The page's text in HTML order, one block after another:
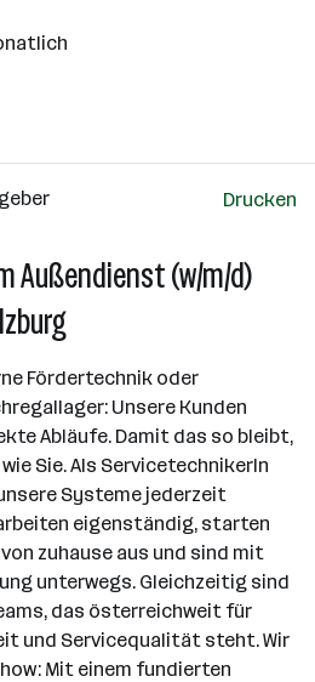
Drucken
Außendienst (w/m/d)
Fördertechnik oder
Unsere Kunden
Abläufe. Damit das so bleibt,
Sie. Als ServicetechnikerIn
Systeme jederzeit
eigenständig, starten
zuhause aus und sind mit
unterwegs. Gleichzeitig sind
das österreichweit für
und Servicequalität steht. Wir
Mit einem fundierten